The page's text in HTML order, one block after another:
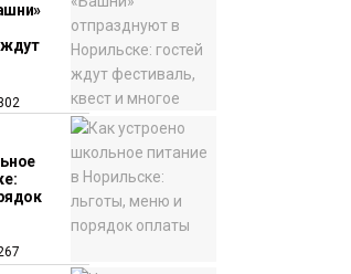
ждут